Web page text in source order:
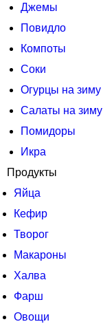
Джемы
Повидло
Компоты
Соки
Огурцы на зиму
Салаты на зиму
Помидоры
Икра
Продукты
Яйца
Кефир
Творог
Макароны
Халва
Фарш
Овощи